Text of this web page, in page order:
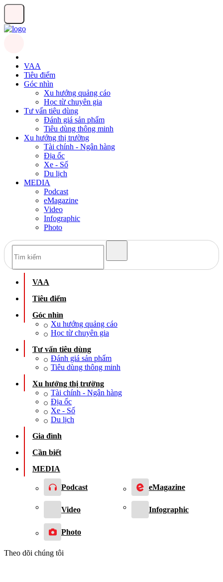
VAA
Tiêu điểm
Góc nhìn
Xu hướng quảng cáo
Học từ chuyên gia
Tư vấn tiêu dùng
Đánh giá sản phẩm
Tiêu dùng thông minh
Xu hướng thị trường
Tài chính - Ngân hàng
Địa ốc
Xe - Số
Du lịch
MEDIA
Podcast
eMagazine
Video
Infographic
Photo
VAA
Tiêu điểm
Góc nhìn
Xu hướng quảng cáo
Học từ chuyên gia
Tư vấn tiêu dùng
Đánh giá sản phẩm
Tiêu dùng thông minh
Xu hướng thị trường
Tài chính - Ngân hàng
Địa ốc
Xe - Số
Du lịch
Gia đình
Cần biết
MEDIA
Podcast eMagazine
Video Infographic
Photo
Theo dõi chúng tôi